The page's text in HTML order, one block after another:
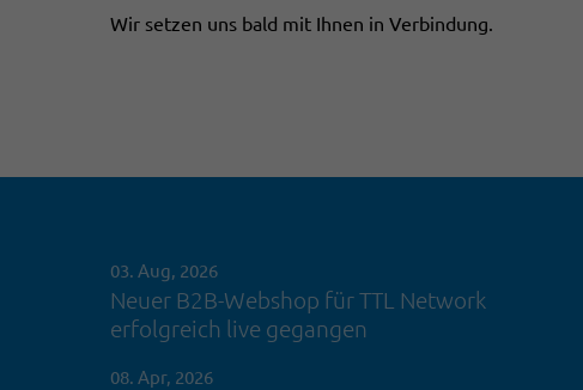
Wir setzen uns bald mit Ihnen in Verbindung.
03. Aug, 2026
Neuer B2B-Webshop für TTL Network
erfolgreich live gegangen
08. Apr, 2026